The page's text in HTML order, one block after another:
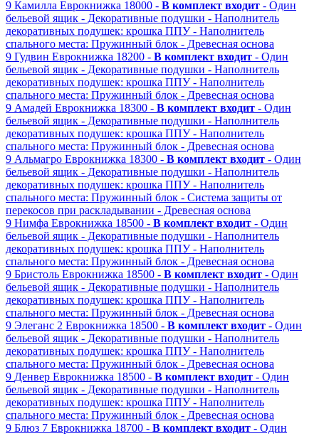
9 Камилла Еврокнижка 18000 - В комплект входит - Один
бельевой ящик - Декоративные подушки - Наполнитель
декоративных подушек: крошка ППУ - Наполнитель
спального места: Пружинный блок - Древесная основа
9 Гудвин Еврокнижка 18200 - В комплект входит - Один
бельевой ящик - Декоративные подушки - Наполнитель
декоративных подушек: крошка ППУ - Наполнитель
спального места: Пружинный блок - Древесная основа
9 Амадей Еврокнижка 18300 - В комплект входит - Один
бельевой ящик - Декоративные подушки - Наполнитель
декоративных подушек: крошка ППУ - Наполнитель
спального места: Пружинный блок - Древесная основа
9 Альмагро Еврокнижка 18300 - В комплект входит - Один
бельевой ящик - Декоративные подушки - Наполнитель
декоративных подушек: крошка ППУ - Наполнитель
спального места: Пружинный блок - Система защиты от
перекосов при раскладывании - Древесная основа
9 Нимфа Еврокнижка 18500 - В комплект входит - Один
бельевой ящик - Декоративные подушки - Наполнитель
декоративных подушек: крошка ППУ - Наполнитель
спального места: Пружинный блок - Древесная основа
9 Бристоль Еврокнижка 18500 - В комплект входит - Один
бельевой ящик - Декоративные подушки - Наполнитель
декоративных подушек: крошка ППУ - Наполнитель
спального места: Пружинный блок - Древесная основа
9 Элеганс 2 Еврокнижка 18500 - В комплект входит - Один
бельевой ящик - Декоративные подушки - Наполнитель
декоративных подушек: крошка ППУ - Наполнитель
спального места: Пружинный блок - Древесная основа
9 Денвер Еврокнижка 18500 - В комплект входит - Один
бельевой ящик - Декоративные подушки - Наполнитель
декоративных подушек: крошка ППУ - Наполнитель
спального места: Пружинный блок - Древесная основа
9 Блюз 7 Еврокнижка 18700 - В комплект входит - Один